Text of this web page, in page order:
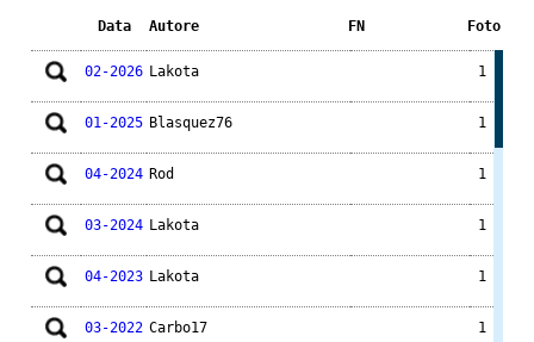
Data Autore FN Foto
02-2026 Lakota 1
01-2025 Blasquez76 1
04-2024 Rod 1
03-2024 Lakota 1
04-2023 Lakota 1
03-2022 Carbo17 1